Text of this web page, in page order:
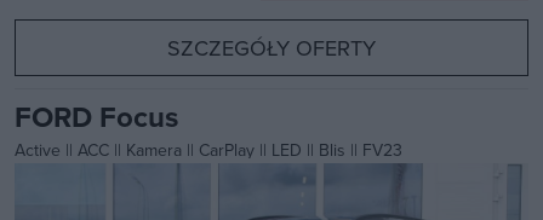
SZCZEGÓŁY OFERTY
FORD Focus
Active || ACC || Kamera || CarPlay || LED || Blis || FV23